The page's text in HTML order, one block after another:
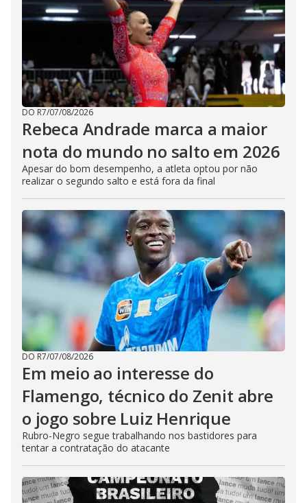
DO R7/07/08/2026
Rebeca Andrade marca a maior
nota do mundo no salto em 2026
Apesar do bom desempenho, a atleta optou por não
realizar o segundo salto e está fora da final
DO R7/07/08/2026
Em meio ao interesse do
Flamengo, técnico do Zenit abre
o jogo sobre Luiz Henrique
Rubro-Negro segue trabalhando nos bastidores para
tentar a contratação do atacante